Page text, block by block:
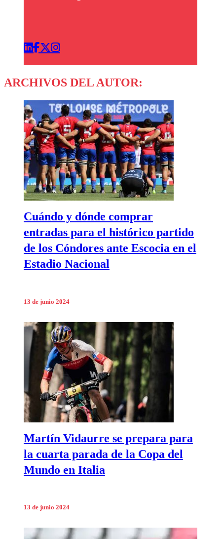
ARCHIVOS DEL AUTOR:
Cuándo y dónde comprar
entradas para el histórico partido
de los Cóndores ante Escocia en el
Estadio Nacional
13 de junio 2024
Martín Vidaurre se prepara para
la cuarta parada de la Copa del
Mundo en Italia
13 de junio 2024